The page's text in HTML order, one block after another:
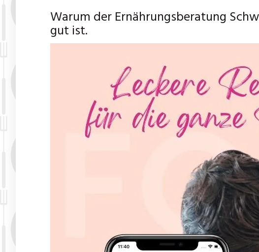
Warum der Ernährungsberatung
gut ist.